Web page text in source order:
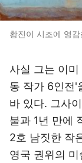
황진이 시조에 영
사실 그는 이
동 작가 6인전'
바 있다. 그사
불과 1년 만에
2호 남짓한 작
영국 권위의